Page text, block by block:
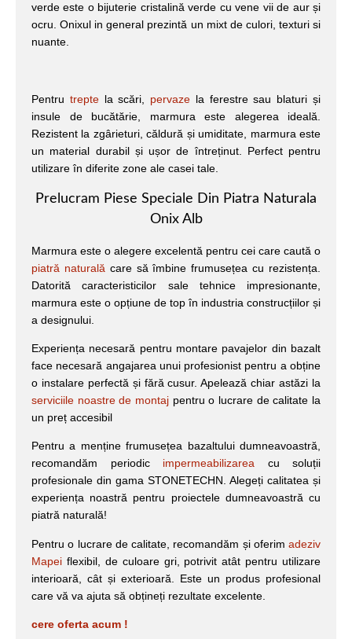
verde este o bijuterie cristalină verde cu vene vii de aur și
ocru. Onixul in general prezintă un mixt de culori, texturi si
nuante.
Pentru treptela scări, pervaze la ferestre sau blaturi și
insule de bucătărie, marmura este alegerea ideală.
Rezistent la zgârieturi, căldură și umiditate, marmura este
un material durabil și ușor de întreținut. Perfect pentru
utilizare în diferite zone ale casei tale.
Prelucram Piese Speciale Din Piatra Naturala
Onix Alb
Marmura este o alegere excelentă pentru cei care caută o
piatră naturală care să îmbine frumusețea cu rezistența.
Datorită caracteristicilor sale tehnice impresionante,
marmura este o opțiune de top în industria construcțiilor și
a designului.
Experiența necesară pentru montare pavajelor din bazalt
face necesară angajarea unui profesionist pentru a obține
o instalare perfectă și fără cusur. Apelează chiar astăzi la
serviciile noastre de montaj pentru o lucrare de calitate la
un preț accesibil
Pentru a menține frumusețea bazaltului dumneavoastră,
recomandăm periodic impermeabilizarea cu soluții
profesionale din gama STONETECHN. Alegeți calitatea și
experiența noastră pentru proiectele dumneavoastră cu
piatră naturală!
Pentru o lucrare de calitate, recomandăm și oferim adeziv
Mapei flexibil, de culoare gri, potrivit atât pentru utilizare
interioară, cât și exterioară. Este un produs profesional
care vă va ajuta să obțineți rezultate excelente.
cere oferta acum !